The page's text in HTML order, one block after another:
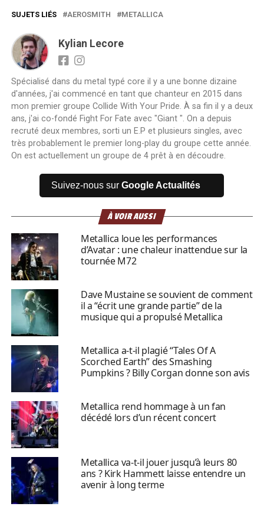
SUJETS LIÉS AEROSMITH METALLICA
Kylian Lecore
Spécialisé dans du metal typé core il y a une bonne dizaine
d'années, j'ai commencé en tant que chanteur en 2015 dans
mon premier groupe Collide With Your Pride. À sa fin il y a deux
ans, j'ai co-fondé Fight For Fate avec "Giant ". On a depuis
recruté deux membres, sorti un E.P et plusieurs singles, avec
très probablement le premier long-play du groupe cette année.
On est actuellement un groupe de 4 prêt à en découdre.
Suivez-nous surGoogle Actualités
À VOIR AUSSI
Metallica loue les performances
d’Avatar : une chaleur inattendue sur la
tournée M72
Dave Mustaine se souvient de comment
il a “écrit une grande partie” de la
musique qui a propulsé Metallica
Metallica a-t-il plagié “Tales Of A
Scorched Earth” des Smashing
Pumpkins ? Billy Corgan donne son avis
Metallica rend hommage à un fan
décédé lors d’un récent concert
Metallica va-t-il jouer jusqu’à leurs 80
ans ? Kirk Hammett laisse entendre un
avenir à long terme